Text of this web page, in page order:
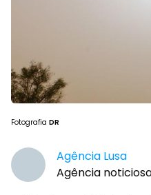
Fotografia DR
Agência Lusa
Agência